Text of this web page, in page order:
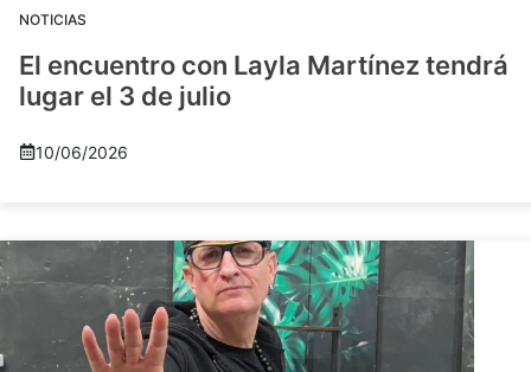
NOTICIAS
El encuentro con Layla Martínez tendrá
lugar el 3 de julio
10/06/2026